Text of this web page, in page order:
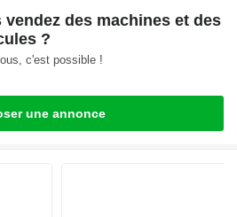
vendez des machines et des
?
c'est possible !
une annonce